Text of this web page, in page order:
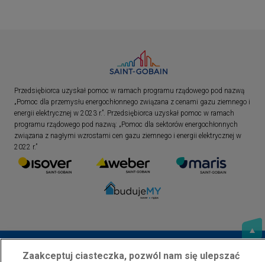
Przedsiębiorca uzyskał pomoc w ramach programu rządowego pod nazwą
„Pomoc dla przemysłu energochłonnego związana z cenami gazu ziemnego i
energii elektrycznej w 2023 r.”. Przedsiębiorca uzyskał pomoc w ramach
programu rządowego pod nazwą: „Pomoc dla sektorów energochłonnych
związana z nagłymi wzrostami cen gazu ziemnego i energii elektrycznej w
2022 r.”
Zaakceptuj ciasteczka, pozwól nam się ulepszać